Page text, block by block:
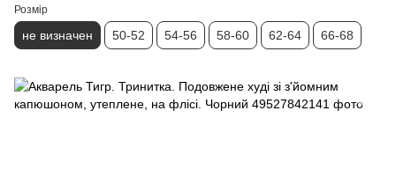
Розмір
не визначен 50-52 54-56 58-60 62-64 66-68